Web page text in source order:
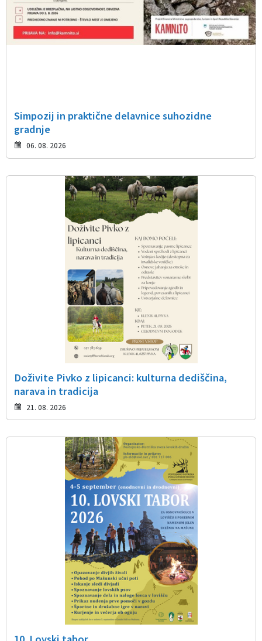
Simpozij in praktične delavnice suhozidne
gradnje
06. 08. 2026
Doživite Pivko z lipicanci: kulturna dediščina,
narava in tradicija
21. 08. 2026